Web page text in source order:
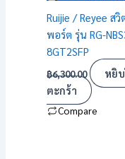
Ruijie / Reyee ส
พอร์ต รุ่น RG-
8GT2SFP
฿6,300.00
หยิ
ตะกร้า
Compare